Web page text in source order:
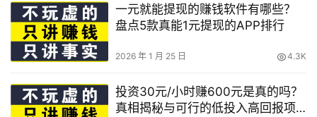
一元就能提现的赚钱软件有哪些？
盘点5款真能1元提现的APP排行
2026 年 1 月 25 日 4.3K
投资30元/小时赚600元是真的吗？
真相揭秘与可行的低投入高回报项